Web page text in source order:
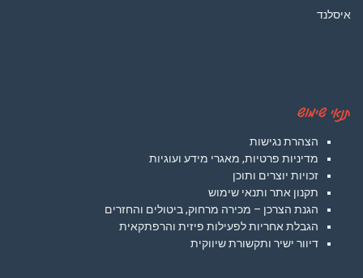
איסלנד
תנאי שימוש
הצהרת נגישות
מדיניות פרטיות, מאגרי מידע ועוגיות
זכויות יוצרים ותוכן
תקנון אתר ותנאי שימוש
הגנת הצרכן – מכירה מרחוק, ביטולים והחזרים
הגבלת אחריות לפעילות פיזית והרפתקאית
דיוור ישיר ותקשורת שיווקית